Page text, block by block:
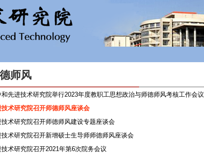
师风
和先进技术研究院举行2023年度教职工思想政治与师德师风考核工作会议
技术研究院召开师德师风座谈会
技术研究院召开师德师风建设专题座谈会
技术研究院召开新增硕士生导师师德师风座谈会
技术研究院召开2021年第6次院务会议